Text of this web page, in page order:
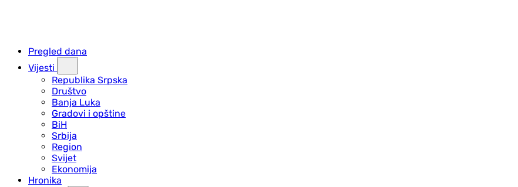
Pregled dana
Vijesti
Republika Srpska
Društvo
Banja Luka
Gradovi i opštine
BiH
Srbija
Region
Svijet
Ekonomija
Hronika